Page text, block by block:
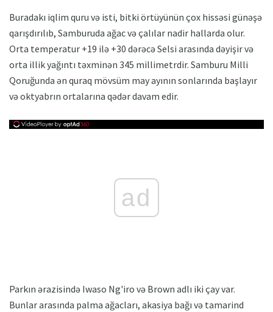
Buradakı iqlim quru və isti, bitki örtüyünün çox hissəsi günəşə
qarışdırılıb, Samburuda ağac və çalılar nadir hallarda olur.
Orta temperatur +19 ilə +30 dərəcə Selsi arasında dəyişir və
orta illik yağıntı təxminən 345 millimetrdir. Samburu Milli
Qoruğunda ən quraq mövsüm may ayının sonlarında başlayır
və oktyabrın ortalarına qədər davam edir.
ad
Parkın ərazisində Iwaso Ng'iro və Brown adlı iki çay var.
Bunlar arasında palma ağacları, akasiya bağı və tamarind